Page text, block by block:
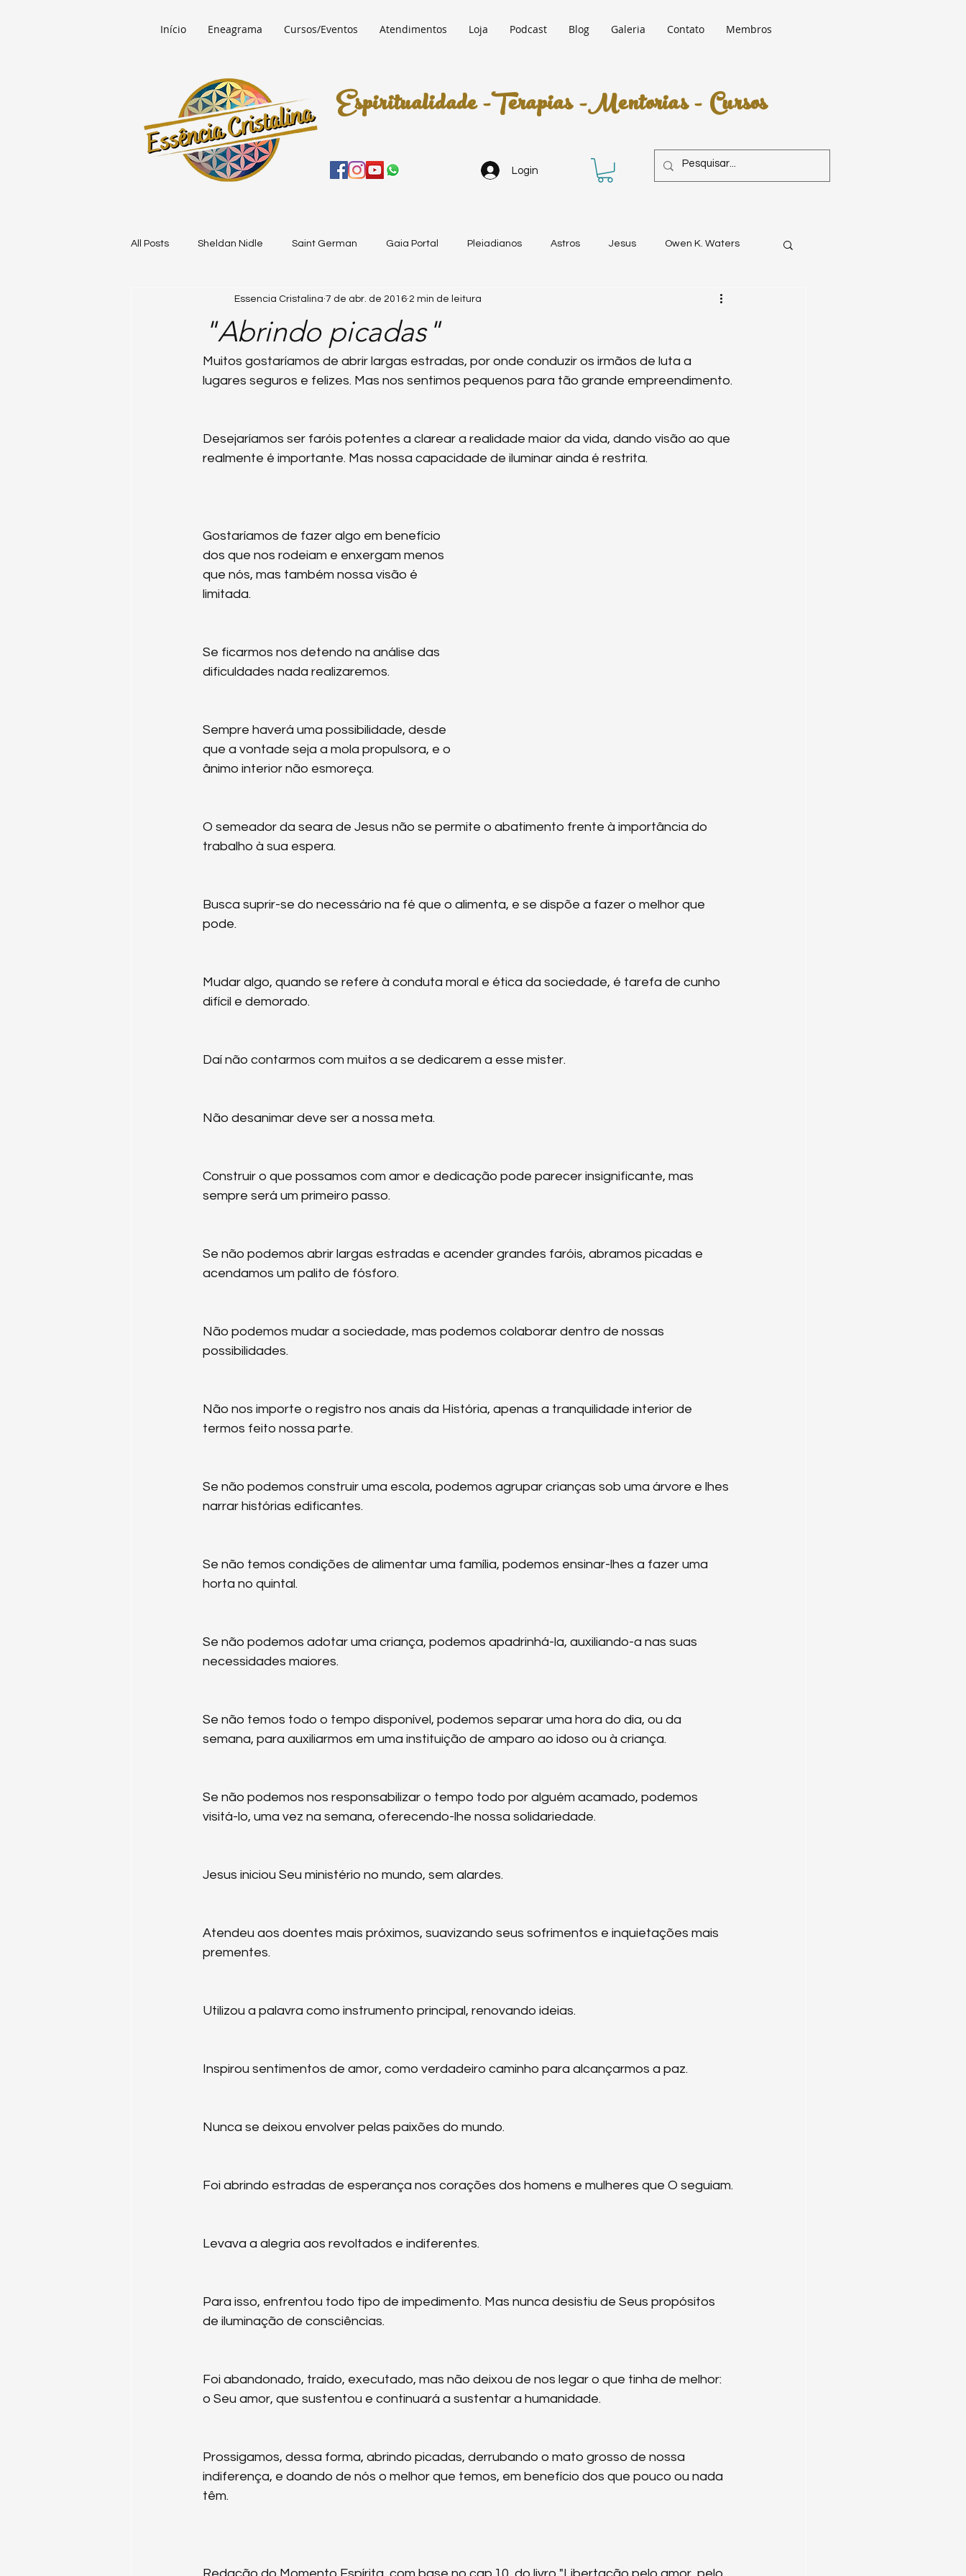
Início Eneagrama Cursos/Eventos Atendimentos Loja Podcast Blog Galeria Contato Membros
Espiritualidade -Terapias -Mentorias - Cursos
Login
All Posts Sheldan Nidle Saint German Gaia Portal Pleiadianos Astros Jesus Owen K. Waters
Benjamin Fulford Sanat Kumara Anjos Jenny Schiltz
Emmanuel Dagher Sharon Taphorn Mãe Terra Arcanjo Gabriel O Grupo Salusa
"Abrindo picadas"
Essencia Cristalina 7 de abr. de 2016 2 min de leitura
Muitos gostaríamos de abrir largas estradas, por onde conduzir os irmãos de luta a
lugares seguros e felizes. Mas nos sentimos pequenos para tão grande empreendimento.
Desejaríamos ser faróis potentes a clarear a realidade maior da vida, dando visão ao que
realmente é importante. Mas nossa capacidade de iluminar ainda é restrita.
Gostaríamos de fazer algo em benefício
dos que nos rodeiam e enxergam menos
que nós, mas também nossa visão é
limitada.
Se ficarmos nos detendo na análise das
dificuldades nada realizaremos.
Sempre haverá uma possibilidade, desde
que a vontade seja a mola propulsora, e o
ânimo interior não esmoreça.
O semeador da seara de Jesus não se permite o abatimento frente à importância do
trabalho à sua espera.
Busca suprir-se do necessário na fé que o alimenta, e se dispõe a fazer o melhor que
pode.
Mudar algo, quando se refere à conduta moral e ética da sociedade, é tarefa de cunho
difícil e demorado.
Daí não contarmos com muitos a se dedicarem a esse mister.
Não desanimar deve ser a nossa meta.
Construir o que possamos com amor e dedicação pode parecer insignificante, mas
sempre será um primeiro passo.
Se não podemos abrir largas estradas e acender grandes faróis, abramos picadas e
acendamos um palito de fósforo.
Não podemos mudar a sociedade, mas podemos colaborar dentro de nossas
possibilidades.
Não nos importe o registro nos anais da História, apenas a tranquilidade interior de
termos feito nossa parte.
Se não podemos construir uma escola, podemos agrupar crianças sob uma árvore e lhes
narrar histórias edificantes.
Se não temos condições de alimentar uma família, podemos ensinar-lhes a fazer uma
horta no quintal.
Se não podemos adotar uma criança, podemos apadrinhá-la, auxiliando-a nas suas
necessidades maiores.
Se não temos todo o tempo disponível, podemos separar uma hora do dia, ou da
semana, para auxiliarmos em uma instituição de amparo ao idoso ou à criança.
Se não podemos nos responsabilizar o tempo todo por alguém acamado, podemos
visitá-lo, uma vez na semana, oferecendo-lhe nossa solidariedade.
Jesus iniciou Seu ministério no mundo, sem alardes.
Atendeu aos doentes mais próximos, suavizando seus sofrimentos e inquietações mais
prementes.
Utilizou a palavra como instrumento principal, renovando ideias.
Inspirou sentimentos de amor, como verdadeiro caminho para alcançarmos a paz.
Nunca se deixou envolver pelas paixões do mundo.
Foi abrindo estradas de esperança nos corações dos homens e mulheres que O seguiam.
Levava a alegria aos revoltados e indiferentes.
Para isso, enfrentou todo tipo de impedimento. Mas nunca desistiu de Seus propósitos
de iluminação de consciências.
Foi abandonado, traído, executado, mas não deixou de nos legar o que tinha de melhor:
o Seu amor, que sustentou e continuará a sustentar a humanidade.
Prossigamos, dessa forma, abrindo picadas, derrubando o mato grosso de nossa
indiferença, e doando de nós o melhor que temos, em benefício dos que pouco ou nada
têm.
Redação do Momento Espírita, com base no cap.10, do livro "Libertação pelo amor, pelo